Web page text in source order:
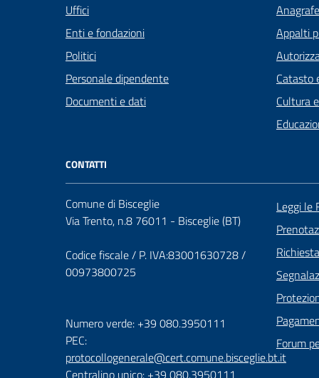
Uffici
Enti e fondazioni
Politici
Personale dipendente
Documenti e dati
Appalti
Catasto
Cultura
CONTATTI
Comune di Bisceglie
Via Trento, n.8 76011 - Bisceglie (BT)
Codice fiscale / P. IVA:83001630728 /
00973800725
Numero verde: +39 080.3950111
PEC:
protocollogenerale@cert.comune.bisceglie.bt.it
Centralino unico: +39 080.3950111
Leggi le
Forum